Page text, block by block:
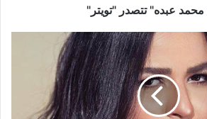
محمد عبده" تتصدر "تويتر"